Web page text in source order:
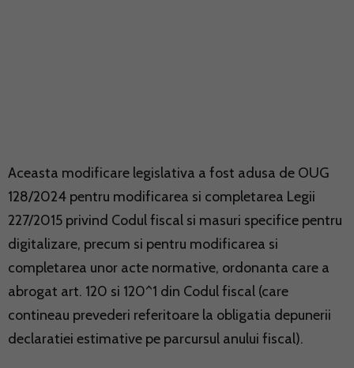
Aceasta modificare legislativa a fost adusa de OUG
128/2024 pentru modificarea si completarea Legii
227/2015 privind Codul fiscal si masuri specifice pentru
digitalizare, precum si pentru modificarea si
completarea unor acte normative, ordonanta care a
abrogat art. 120 si 120^1 din Codul fiscal (care
contineau prevederi referitoare la obligatia depunerii
declaratiei estimative pe parcursul anului fiscal).